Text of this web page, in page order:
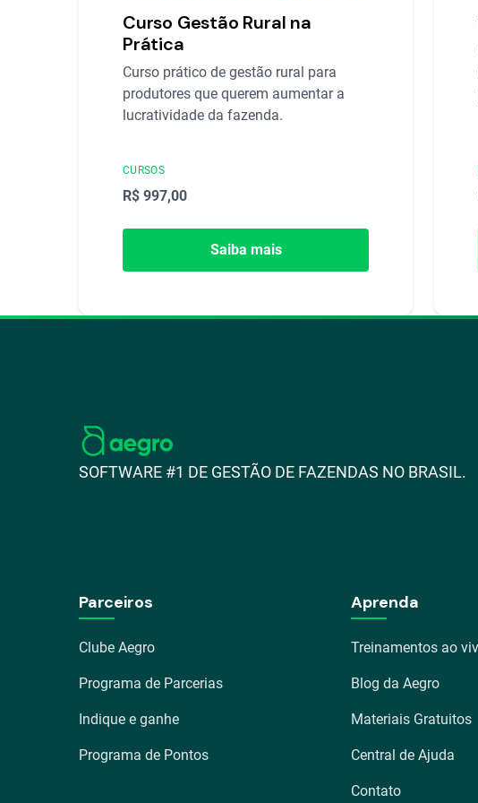
Curso Gestão Rural na
Prática
Curso prático de gestão rural para
produtores que querem aumentar a
lucratividade da fazenda.
CURSOS
R$ 997,00
Saiba mais
SOFTWARE #1 DE GESTÃO DE FAZENDAS NO BRASIL.
Parceiros
Clube Aegro
Programa de Parcerias
Indique e ganhe
Programa de Pontos
Aprenda
Treinamentos ao
Blog da Aegro
Materiais Gratuitos
Central de Ajuda
Contato